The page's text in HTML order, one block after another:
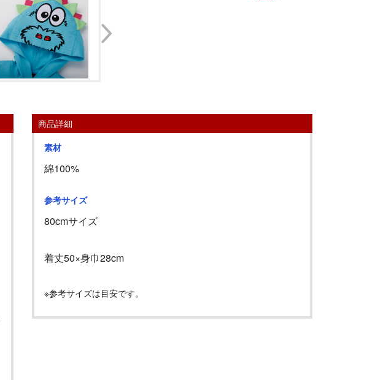
商品詳細
素材
綿100%
参考サイズ
80cmサイズ
着丈50×身巾28cm
※参考サイズは目安です。